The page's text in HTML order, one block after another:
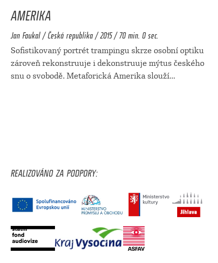
AMERIKA
Jan Foukal / Česká republika / 2015 / 70 min. 0 sec.
Sofistikovaný portrét trampingu skrze osobní optiku
zároveň rekonstruuje i dekonstruuje mýtus českého
snu o svobodě. Metaforická Amerika slouží...
REALIZOVÁNO ZA PODPORY: